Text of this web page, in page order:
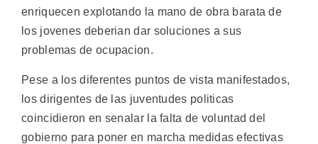
enriquecen explotando la mano de obra barata de
los jovenes deberian dar soluciones a sus
problemas de ocupacion.
Pese a los diferentes puntos de vista manifestados,
los dirigentes de las juventudes politicas
coincidieron en senalar la falta de voluntad del
gobierno para poner en marcha medidas efectivas